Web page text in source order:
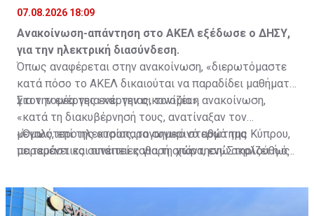
σταθμό»
07.08.2026 18:09
Ανακοίνωση-απάντηση στο ΑΚΕΛ εξέδωσε ο ΔΗΣΥ,
για την ηλεκτρική διασύνδεση.
Όπως αναφέρεται στην ανακοίνωση, «διερωτόμαστε
κατά πόσο το ΑΚΕΛ δικαιούται να παραδίδει μαθήματα
για την ενέργεια και την οικονομία».
Στον τομέα της ενέργειας, τονίζει η ανακοίνωση,
«κατά τη διακυβέρνησή τους, ανατίναξαν τον
μεγαλύτερο ηλεκτροπαραγωγικό σταθμό της Κύπρου,
με τεράστιες συνέπειες για τη χώρα, ενώ ακολούθως
«Όμως, επί της ουσίας, το σημερινό ερώτημα
παραμένει και απαιτεί καθαρή απάντηση: Στηρίζει ή όχι
στρατηγικών συμμαχιών της Κύπρου με το Ισραήλ και